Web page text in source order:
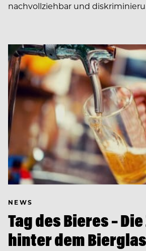
nachvollziehbar und
NEWS
Tag des Bieres –
hinter dem Bierglas